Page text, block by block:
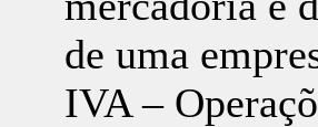
de uma
IVA –